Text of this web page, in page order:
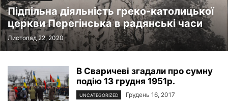
Підпільна діяльність греко-католицької
церкви Перегінська в радянські часи
Листопад 22, 2020
В Сваричеві згадали про сумну
подію 13 грудня 1951р.
UNCATEGORIZED Грудень 16, 2017